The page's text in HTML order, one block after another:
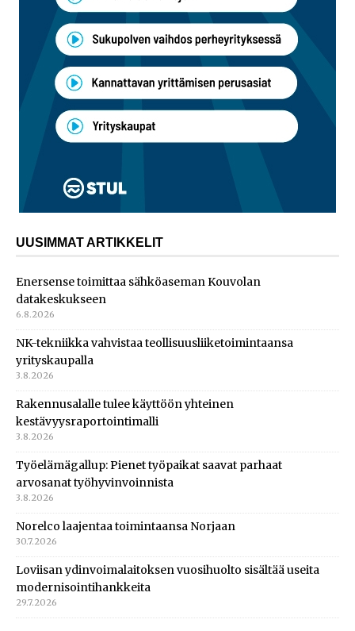
UUSIMMAT ARTIKKELIT
Enersense toimittaa sähköaseman Kouvolan
datakeskukseen
6.8.2026
NK-tekniikka vahvistaa teollisuusliiketoimintaansa
yrityskaupalla
3.8.2026
Rakennusalalle tulee käyttöön yhteinen
kestävyysraportointimalli
3.8.2026
Työelämägallup: Pienet työpaikat saavat parhaat
arvosanat työhyvinvoinnista
3.8.2026
Norelco laajentaa toimintaansa Norjaan
30.7.2026
Loviisan ydinvoimalaitoksen vuosihuolto sisältää useita
modernisointihankkeita
29.7.2026